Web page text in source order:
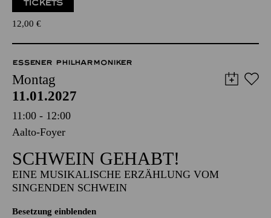
TICKETS
12,00 €
ESSENER PHILHARMONIKER
Montag
11.01.2027
11:00 - 12:00
Aalto-Foyer
SCHWEIN GEHABT!
EINE MUSIKALISCHE ERZÄHLUNG VOM
SINGENDEN SCHWEIN
Besetzung einblenden